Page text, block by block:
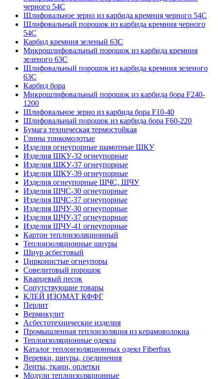
черного 54С
Шлифовальное зерно из карбида кремния черного 54C
Шлифовальный порошок из карбида кремния черного
54С
Карбид кремния зеленый 63С
Микрошлифовальный порошок из карбида кремния
зеленого 63С
Шлифовальный порошок из карбида кремния зеленого
63С
Карбид бора
Микрошлифовальный порошок из карбида бора F240-
1200
Шлифовальное зерно из карбида бора F10-40
Шлифовальный порошок из карбида бора F60-220
Бумага техническая термостойкая
Глины тонкомолотые
Изделия огнеупорные шамотные ШКУ
Изделия ШКУ-32 огнеупорные
Изделия ШКУ-37 огнеупорные
Изделия ШКУ-39 огнеупорные
Изделия огнеупорные ШЧС, ШЧУ
Изделия ШЧС-30 огнеупорные
Изделия ШЧС-37 огнеупорные
Изделия ШЧУ-30 огнеупорные
Изделия ШЧУ-37 огнеупорные
Изделия ШЧУ-41 огнеупорные
Картон теплоизоляционный
Теплоизоляционные шнуры
Шнур асбестовый
Цирконистые огнеупоры
Совелитовый порошок
Кварцевый песок
Сопутствующие товары
КЛЕЙ ИЗОМАТ КФФГ
Перлит
Вермикулит
Асбесто­технические изделия
Промышленная теплоизоляция из керамоволокна
Теплоизоляционные одеяла
Каталог теплоизоляционных одеял Fiberfrax
Веревки, шнуры, соединения
Ленты, ткани, оплетки
Модули теплоизоляционные